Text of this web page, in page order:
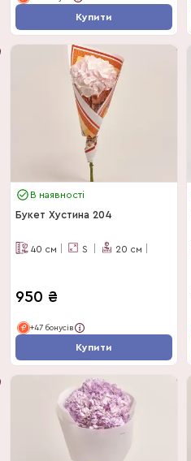
Купити
В наявності
Букет Хустина 204
40 см S 20 см
950 ₴
+47 бонусів
Купити